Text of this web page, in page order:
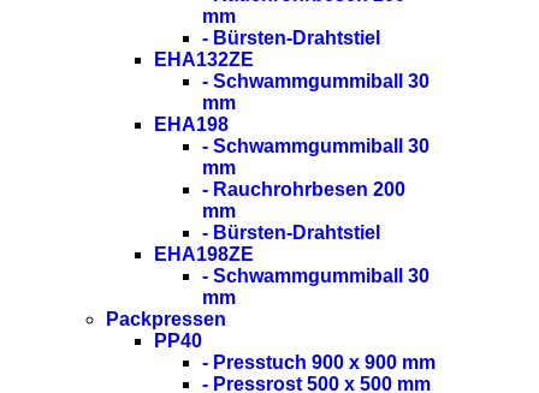
mm
- Bürsten-Drahtstiel
EHA132ZE
- Schwammgummiball 30
mm
EHA198
- Schwammgummiball 30
mm
- Rauchrohrbesen 200
mm
- Bürsten-Drahtstiel
EHA198ZE
- Schwammgummiball 30
mm
Packpressen
PP40
- Presstuch 900 x 900 mm
- Pressrost 500 x 500 mm